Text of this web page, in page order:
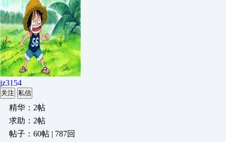
jz3154
关注 私信
精华：2帖
求助：2帖
帖子：60帖 | 787回